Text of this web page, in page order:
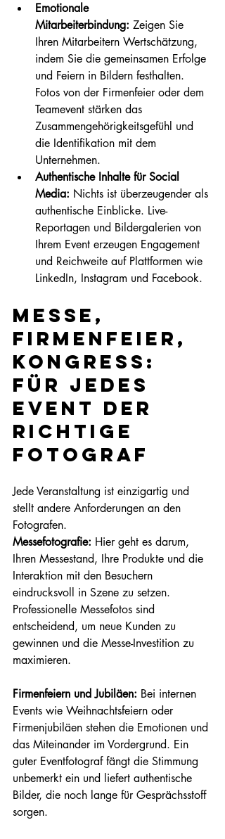
Emotionale
Mitarbeiterbindung: Zeigen Sie
Ihren Mitarbeitern Wertschätzung,
indem Sie die gemeinsamen Erfolge
und Feiern in Bildern festhalten.
Fotos von der Firmenfeier oder dem
Teamevent stärken das
Zusammengehörigkeitsgefühl und
die Identifikation mit dem
Unternehmen.
Authentische Inhalte für Social
Media: Nichts ist überzeugender als
authentische Einblicke. Live-
Reportagen und Bildergalerien von
Ihrem Event erzeugen Engagement
und Reichweite auf Plattformen wie
LinkedIn, Instagram und Facebook.
Messe,
Firmenfeier,
Kongress:
Für jedes
Event der
richtige
Fotograf
Jede Veranstaltung ist einzigartig und
stellt andere Anforderungen an den
Fotografen.
Messefotografie: Hier geht es darum,
Ihren Messestand, Ihre Produkte und die
Interaktion mit den Besuchern
eindrucksvoll in Szene zu setzen.
Professionelle Messefotos sind
entscheidend, um neue Kunden zu
gewinnen und die Messe-Investition zu
maximieren.
Firmenfeiern und Jubiläen: Bei internen
Events wie Weihnachtsfeiern oder
Firmenjubiläen stehen die Emotionen und
das Miteinander im Vordergrund. Ein
guter Eventfotograf fängt die Stimmung
unbemerkt ein und liefert authentische
Bilder, die noch lange für Gesprächsstoff
sorgen.